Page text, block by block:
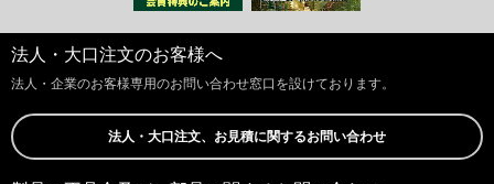
法人・大口注文のお客様へ
法人・企業のお客様専用のお問い合わせ窓口を設けております。
法人・大口注文、お見積に関するお問い合わせ